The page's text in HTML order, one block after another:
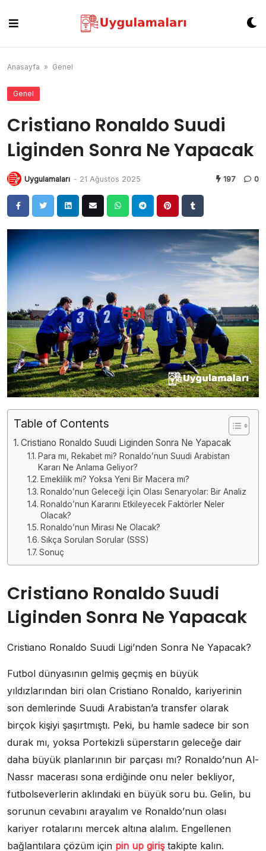
content
Anasayfa » Genel
Genel
Cristiano Ronaldo Suudi
Liginden Sonra Ne Yapacak
Uygulamaları - 21 Ağustos 2025 197 0
Table of Contents
Cristiano Ronaldo Suudi Liginden Sonra Ne Yapacak
Para mı, Rekabet mi? Ronaldo’nun Suudi Arabistan
Kararı Ne Anlama Geliyor?
Emeklilik mi? Yoksa Yeni Bir Macera mı?
Ronaldo’nun Geleceği İçin Olası Senaryolar: Bir Analiz
Ronaldo’nun Kararını Etkileyecek Faktörler Neler
Olacak?
Ronaldo’nun Mirası Ne Olacak?
Sıkça Sorulan Sorular (SSS)
Sonuç
Cristiano Ronaldo Suudi
Liginden Sonra Ne Yapacak
Cristiano Ronaldo Suudi Ligi’nden Sonra Ne Yapacak?
Futbol dünyasının gelmiş geçmiş en büyük
yıldızlarından biri olan Cristiano Ronaldo, kariyerinin
son demlerinde Suudi Arabistan’a transfer olarak
birçok kişiyi şaşırtmıştı. Peki, bu hamle sadece bir son
durak mı, yoksa Portekizli süperstarın geleceğe dair
daha büyük planlarının bir parçası mı? Ronaldo’nun Al-
Nassr macerası sona erdiğinde onu neler bekliyor,
futbolseverlerin aklındaki en büyük soru bu. Gelin, bu
sorunun cevabını arayalım ve Ronaldo’nun olası
kariyer rotalarını mercek altına alalım. Engellenen
bağlantılara çözüm için pin up giriştakipte kalın.